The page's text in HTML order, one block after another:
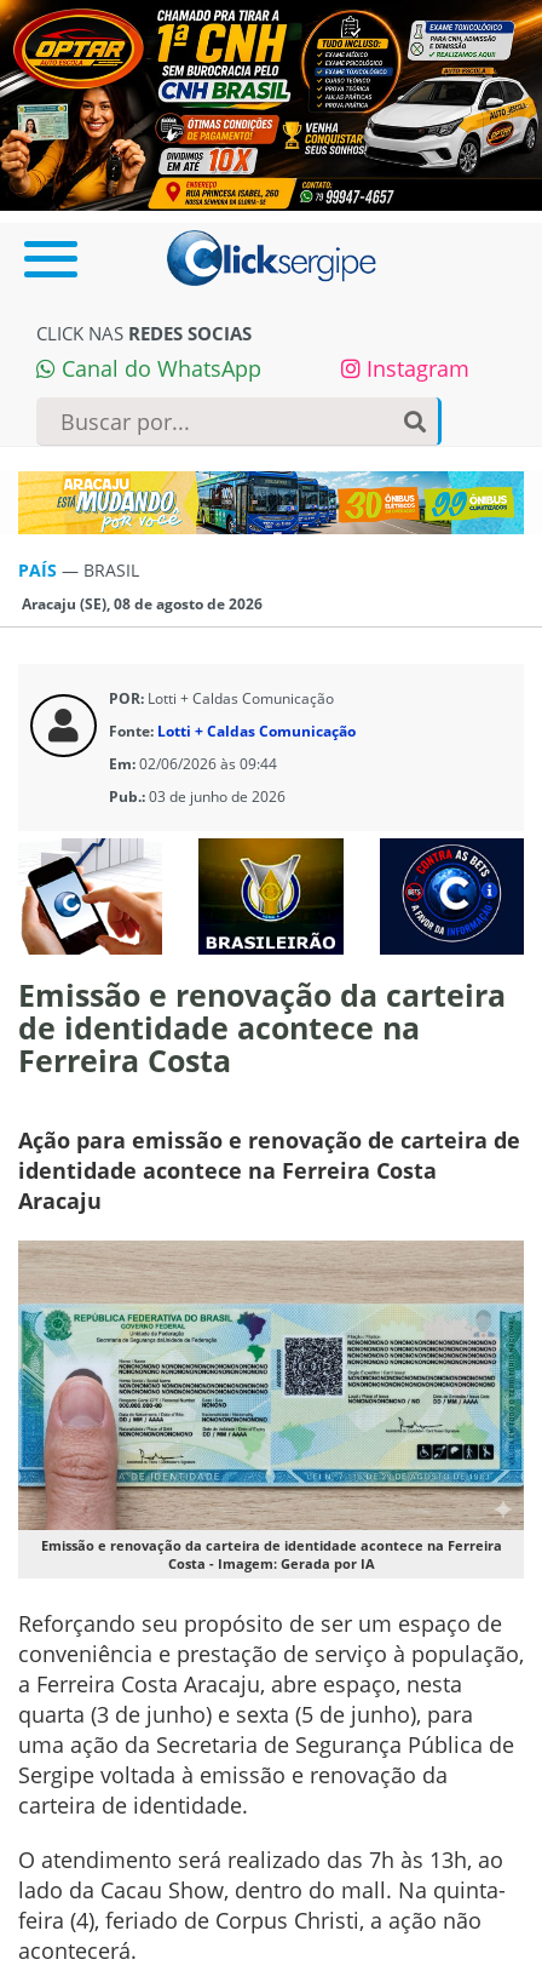
CLICK NAS REDES SOCIAS
Canal do WhatsApp Instagram
PAÍS — BRASIL
Aracaju (SE), 08 de agosto de 2026
POR: Lotti + Caldas Comunicação
Fonte: Lotti + Caldas Comunicação
Em:02/06/2026 às 09:44
Pub.:03 de junho de 2026
Emissão e renovação da carteira
de identidade acontece na
Ferreira Costa
Ação para emissão e renovação de carteira de
identidade acontece na Ferreira Costa
Aracaju
Emissão e renovação da carteira de identidade acontece na Ferreira
Costa - Imagem: Gerada por IA
Reforçando seu propósito de ser um espaço de
conveniência e prestação de serviço à população,
a Ferreira Costa Aracaju, abre espaço, nesta
quarta (3 de junho) e sexta (5 de junho), para
uma ação da Secretaria de Segurança Pública de
Sergipe voltada à emissão e renovação da
carteira de identidade.
O atendimento será realizado das 7h às 13h, ao
lado da Cacau Show, dentro do mall. Na quinta-
feira (4), feriado de Corpus Christi, a ação não
acontecerá.